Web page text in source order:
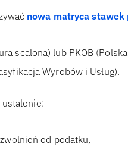
nowa matryca stawek
scalona) lub PKOB
Wyrobów i Usług).
od podatku,